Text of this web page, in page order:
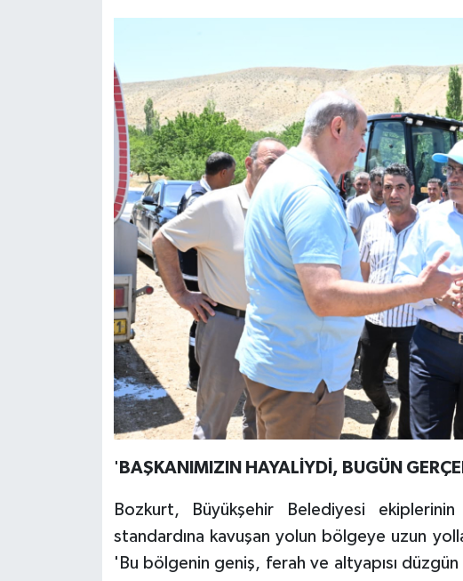
' BAŞKANIMIZIN HAYALİYDİ, BUGÜN
Bozkurt, Büyükşehir Belediyesi ekiplerinin
standardına kavuşan yolun bölgeye uzun
'Bu bölgenin geniş, ferah ve altyapısı düzgün